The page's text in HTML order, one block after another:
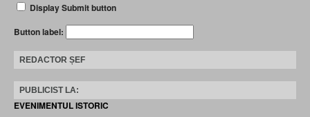
Display Submit button
Button label:
REDACTOR ȘEF
PUBLICIST LA:
EVENIMENTUL ISTORIC